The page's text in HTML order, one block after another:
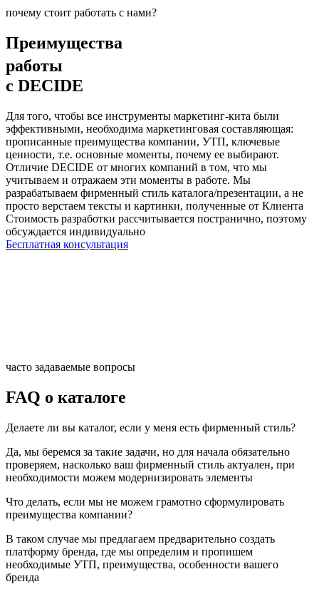
почему стоит работать с нами?
Преимущества
работы
с DECIDE
Для того, чтобы все инструменты маркетинг-кита были
эффективными, необходима маркетинговая составляющая:
прописанные преимущества компании, УТП, ключевые
ценности, т.е. основные моменты, почему ее выбирают.
Отличие DECIDE от многих компаний в том, что мы
учитываем и отражаем эти моменты в работе. Мы
разрабатываем фирменный стиль каталога/презентации, а не
просто верстаем тексты и картинки, полученные от Клиента
Стоимость разработки рассчитывается постранично, поэтому
обсуждается индивидуально
Бесплатная консультация
часто задаваемые вопросы
FAQ о каталоге
Делаете ли вы каталог, если у меня есть фирменный стиль?
Да, мы беремся за такие задачи, но для начала обязательно
проверяем, насколько ваш фирменный стиль актуален, при
необходимости можем модернизировать элементы
Что делать, если мы не можем грамотно сформулировать
преимущества компании?
В таком случае мы предлагаем предварительно создать
платформу бренда, где мы определим и пропишем
необходимые УТП, преимущества, особенности вашего
бренда